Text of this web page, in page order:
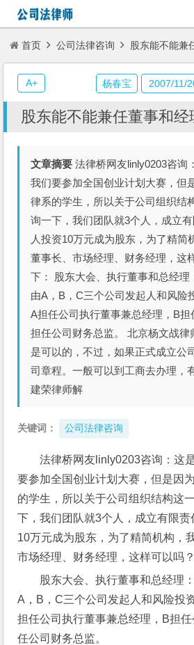
首页 公司法律咨询 股东能不能兼
股东能不能兼任董事和经
文章摘要 法律桥网友linly0203咨询
我们要参加全国创业计划大赛，但
律系的学生，所以关于公司组织结
询一下，我们团队就3个人，成立
人投资10万元成为股东，为了精简
董事长、市场经理、财务经理，这
下： 股东大会、执行董事和总经理
由A，B，C三个公司发起人和风险
A担任公司执行董事兼总经理，B
担任公司财务总监。 北京杨文战律
是可以的，不过，如果正式成立公
司章程。一般可以到工商去办理，
建荣律师解
关键词： 公司法律咨询
法律桥网友linly0203咨询：这
要参加全国创业计划大赛，但是因
的学生，所以关于公司组织结构这
下，我们团队就3个人，成立有限
10万元成为股东，为了精简机构，
市场经理、财务经理，这样可以吗
股东大会、执行董事和总经理
A，B，C三个公司发起人和风险投
担任公司执行董事兼总经理，B担
任公司财务总监。
杨春宝 2007/11/
A+